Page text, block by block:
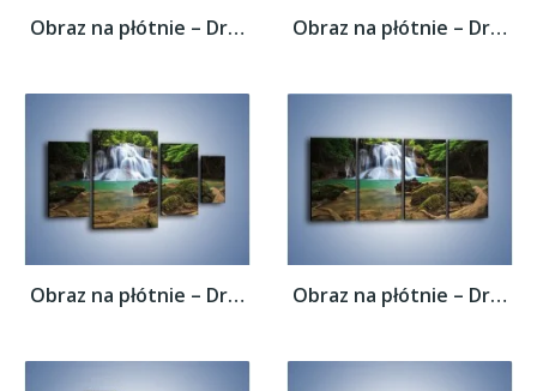
Obraz na płótnie – Drzewa schowane za... Obraz na płótnie – Drzewa schowane za...
Obraz na płótnie – Drzewa schowane za... Obraz na płótnie – Drzewa schowane za...